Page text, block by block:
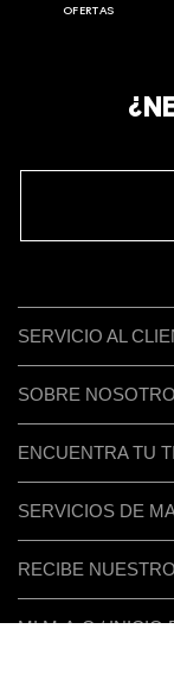
REGÍSTRATE
OFERTAS
SERVICIO AL
SOBRE
ENCUENTRA TU
SERVICIOS DE
RECIBE
MI M·A·C / INICIO